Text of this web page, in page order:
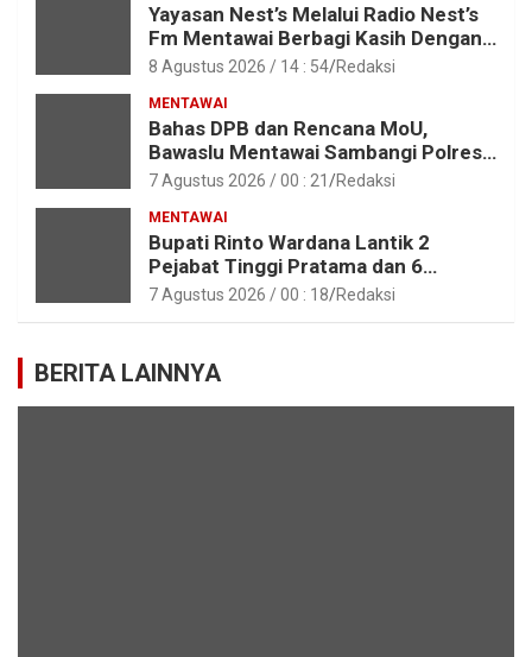
Yayasan Nest’s Melalui Radio Nest’s
Fm Mentawai Berbagi Kasih Dengan
Anak – Anak Asrama SMAN 2 Sipora
8 Agustus 2026 / 14 : 54 Redaksi
MENTAWAI
Bahas DPB dan Rencana MoU,
Bawaslu Mentawai Sambangi Polres
Mentawai
7 Agustus 2026 / 00 : 21 Redaksi
MENTAWAI
Bupati Rinto Wardana Lantik 2
Pejabat Tinggi Pratama dan 6
Pejabat Fungsional di Lingkungan
7 Agustus 2026 / 00 : 18 Redaksi
BERITA LAINNYA